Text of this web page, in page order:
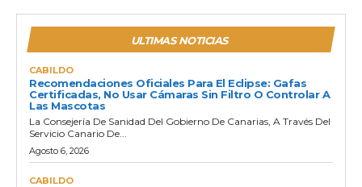
ULTIMAS NOTICIAS
CABILDO
Recomendaciones Oficiales Para El Eclipse: Gafas
Certificadas, No Usar Cámaras Sin Filtro O Controlar A
Las Mascotas
La Consejería De Sanidad Del Gobierno De Canarias, A Través Del
Servicio Canario De...
Agosto 6, 2026
CABILDO